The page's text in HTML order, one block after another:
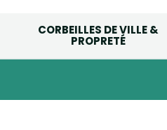
CORBEILLES DE VILLE &
PROPRETÉ